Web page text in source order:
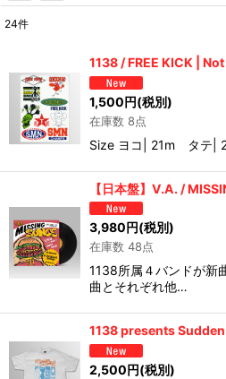
並び順:
24件
1138 / FREE KICK |
1,500円(税別)
在庫数 8点
Size ヨコ| 21m タテ|
【日本盤】V.A. /
3,980 円(税別)
在庫数 48点
1138所属４バンドが新
曲とそれぞれ他…
1138 presents
2,500円(税別)